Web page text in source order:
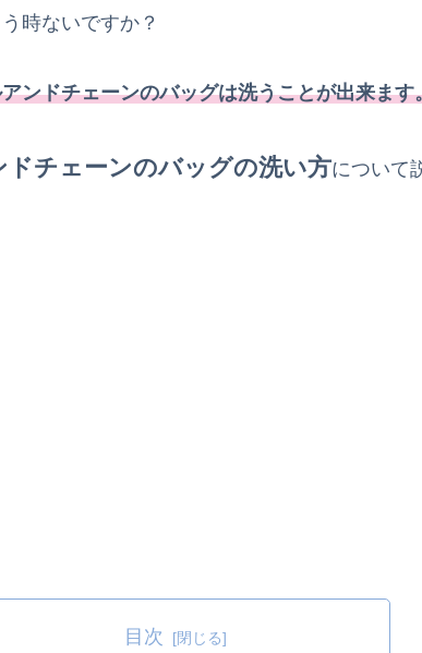
時ないですか？
ンドチェーンのバッグは洗うことが出来ます
ドチェーンのバッグの洗い方について
目次